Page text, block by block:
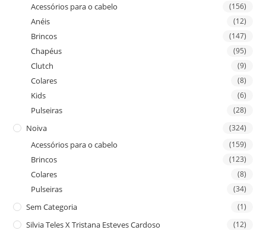
Acessórios para o cabelo (156)
Anéis (12)
Brincos (147)
Chapéus (95)
Clutch (9)
Colares (8)
Kids (6)
Pulseiras (28)
Noiva (324)
Acessórios para o cabelo (159)
Brincos (123)
Colares (8)
Pulseiras (34)
Sem Categoria (1)
Silvia Teles X Tristana Esteves Cardoso (12)